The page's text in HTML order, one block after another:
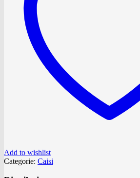
Add to wishlist
Categorie: Caisi